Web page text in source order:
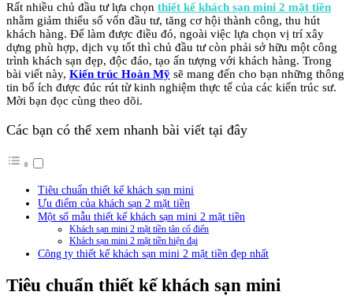
Rất nhiều chủ đầu tư lựa chọn thiết kế khách sạn mini 2 mặt tiền
nhằm giảm thiểu số vốn đầu tư, tăng cơ hội thành công, thu hút
khách hàng. Để làm được điều đó, ngoài việc lựa chọn vị trí xây
dựng phù hợp, dịch vụ tốt thì chủ đầu tư còn phải sở hữu một công
trình khách sạn đẹp, độc đáo, tạo ấn tượng với khách hàng. Trong
bài viết này, Kiến trúc Hoàn Mỹ sẽ mang đến cho bạn những thông
tin bổ ích được đúc rút từ kinh nghiệm thực tế của các kiến trúc sư.
Mời bạn đọc cùng theo dõi.
Các bạn có thể xem nhanh bài viết tại đây
Tiêu chuẩn thiết kế khách sạn mini
Ưu điểm của khách sạn 2 mặt tiền
Một số mẫu thiết kế khách sạn mini 2 mặt tiền
Khách sạn mini 2 mặt tiền tân cổ điển
Khách sạn mini 2 mặt tiền hiện đại
Công ty thiết kế khách sạn mini 2 mặt tiền đẹp nhất
Tiêu chuẩn thiết kế khách sạn mini